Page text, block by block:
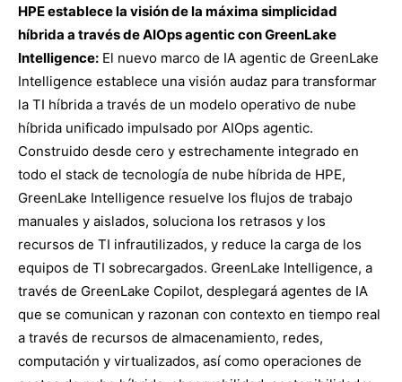
HPE establece la visión de la máxima simplicidad
híbrida a través de AIOps agentic con GreenLake
Intelligence: El nuevo marco de IA agentic de GreenLake
Intelligence establece una visión audaz para transformar
la TI híbrida a través de un modelo operativo de nube
híbrida unificado impulsado por AIOps agentic.
Construido desde cero y estrechamente integrado en
todo el stack de tecnología de nube híbrida de HPE,
GreenLake Intelligence resuelve los flujos de trabajo
manuales y aislados, soluciona los retrasos y los
recursos de TI infrautilizados, y reduce la carga de los
equipos de TI sobrecargados. GreenLake Intelligence, a
través de GreenLake Copilot, desplegará agentes de IA
que se comunican y razonan con contexto en tiempo real
a través de recursos de almacenamiento, redes,
computación y virtualizados, así como operaciones de